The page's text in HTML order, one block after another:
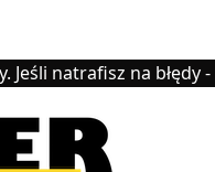
Jeśli natrafisz na błędy